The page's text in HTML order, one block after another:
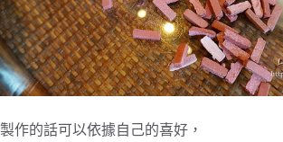
製作的話可以依據自己的喜好，